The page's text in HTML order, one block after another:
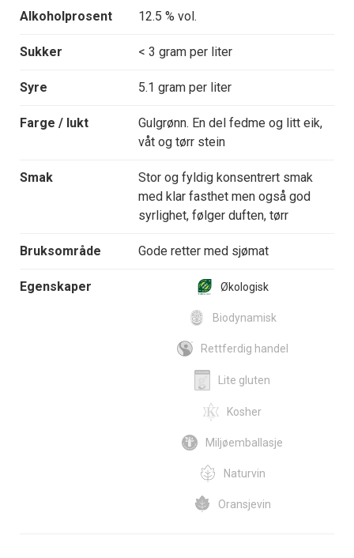
Alkoholprosent 12.5 % vol.
Sukker < 3 gram per liter
Syre 5.1 gram per liter
Farge / lukt
Gulgrønn. En del fedme og litt eik,
våt og tørr stein
Smak
Stor og fyldig konsentrert smak
med klar fasthet men også god
syrlighet, følger duften, tørr
Bruksområde Gode retter med sjømat
Egenskaper Økologisk
Biodynamisk
Rettferdig handel
Lite gluten
Kosher
Miljøemballasje
Naturvin
Oransjevin